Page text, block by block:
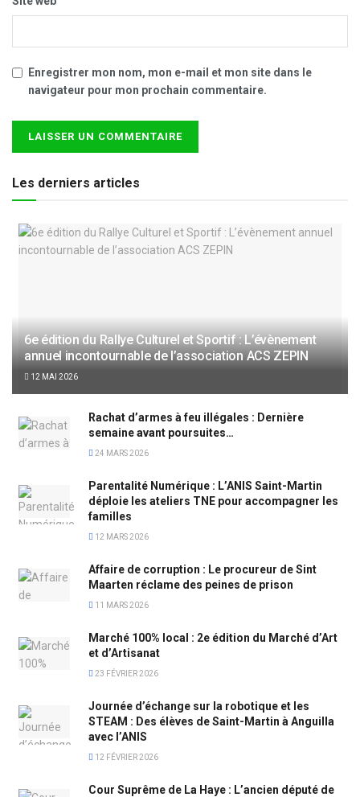
Enregistrer mon nom, mon e-mail et mon site dans le
navigateur pour mon prochain commentaire.
Les derniers articles
6e édition du Rallye Culturel et Sportif : L’évènement
annuel incontournable de l’association ACS ZEPIN
12 MAI 2026
Rachat d’armes à feu illégales : Dernière
semaine avant poursuites…
24 MARS 2026
Parentalité Numérique : L’ANIS Saint-Martin
déploie les ateliers TNE pour accompagner les
familles
12 MARS 2026
Affaire de corruption : Le procureur de Sint
Maarten réclame des peines de prison
11 MARS 2026
Marché 100% local : 2e édition du Marché d’Art
et d’Artisanat
23 FÉVRIER 2026
Journée d’échange sur la robotique et les
STEAM : Des élèves de Saint-Martin à Anguilla
avec l’ANIS
12 FÉVRIER 2026
Cour Suprême de La Haye : L’ancien député de